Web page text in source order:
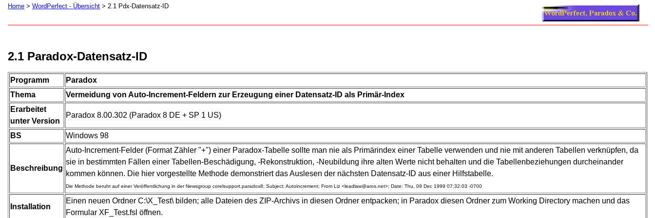
Home > WordPerfect - Übersicht > 2.1 Pdx-Datensatz-ID
2.1 Paradox-Datensatz-ID
Programm
Paradox
Thema
Vermeidung von Auto-Increment-Feldern zur Erzeugung einer Datensatz-ID als Primär-Index
Erarbeitet
unter Version
Paradox 8.00.302 (Paradox 8 DE + SP 1 US)
BS Windows 98
Beschreibung
Auto-Increment-Felder (Format Zähler "+") einer Paradox-Tabelle sollte man nie als Primärindex einer Tabelle verwenden und nie mit anderen Tabellen verknüpfen, da
sie in bestimmten Fällen einer Tabellen-Beschädigung, -Rekonstruktion, -Neubildung ihre alten Werte nicht behalten und die Tabellenbeziehungen durcheinander
kommen können. Die hier vorgestellte Methode demonstriert das Auslesen der nächsten Datensatz-ID aus einer Hilfstabelle.
Die Methode beruht auf einer Veröffentlichung in der Newsgroup corelsupport.paradox8; Subject: Autoincrement; From Liz <leadlaw@aros.net>; Date: Thu, 09 Dec 1999 07:32:03 -0700
Installation
Einen neuen Ordner C:\X_Test\ bilden; alle Dateien des ZIP-Archivs in diesen Ordner entpacken; in Paradox diesen Ordner zum Working Directory machen und das
Formular XF_Test.fsl öffnen.